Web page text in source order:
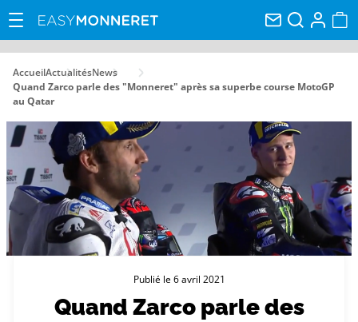
AccueilActualitésNews
Quand Zarco parle des "Monneret" après sa superbe course MotoGP
au Qatar
Quand Zarco parle des
Publié le 6 avril 2021